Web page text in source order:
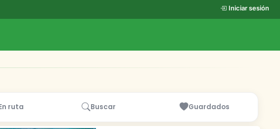
Iniciar sesión
ruta Buscar Guardados